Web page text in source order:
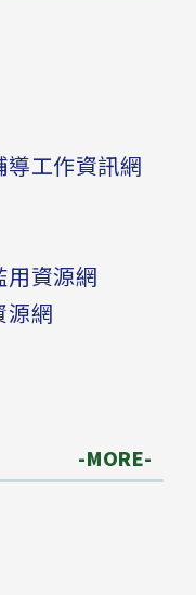
工作資訊網
用資源網
源網
-MORE-